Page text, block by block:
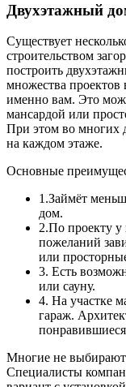
Двухэтажный
Существует
строительством
построить
множества
именно вам. Это
мансардой или
При этом во многих
на каждом этаже.
Основные
1.Займёт
дом.
2.По проекту у
пожеланий
или
3. Есть
или сауну.
4. На участке
гараж.
Многие не выбирают
Специалисты